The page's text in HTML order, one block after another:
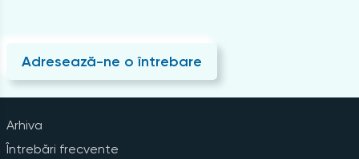
Adresează-ne o întrebare
Arhiva
Întrebări frecvente